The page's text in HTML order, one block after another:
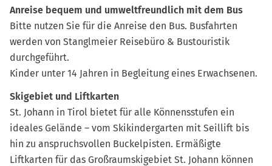
Anreise bequem und umweltfreundlich mit dem Bus
Bitte nutzen Sie für die Anreise den Bus. Busfahrten
werden von Stanglmeier Reisebüro & Bustouristik
durchgeführt.
Kinder unter 14 Jahren in Begleitung eines Erwachsenen.
Skigebiet und Liftkarten
St. Johann in Tirol bietet für alle Könnensstufen ein
ideales Gelände – vom Skikindergarten mit Seillift bis
hin zu anspruchsvollen Buckelpisten. Ermäßigte
Liftkarten für das Großraumskigebiet St. Johann können